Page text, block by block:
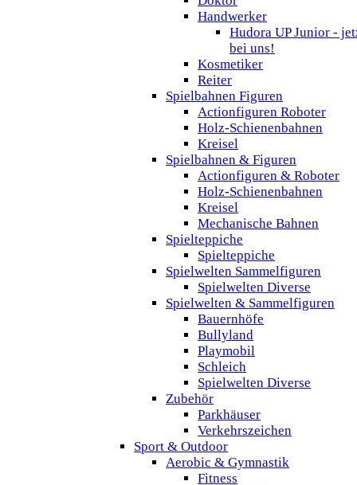
Handwerker
Hudora UP Junior -
bei uns!
Kosmetiker
Reiter
Spielbahnen Figuren
Actionfiguren Roboter
Holz-Schienenbahnen
Kreisel
Spielbahnen & Figuren
Actionfiguren & Roboter
Holz-Schienenbahnen
Kreisel
Mechanische Bahnen
Spielteppiche
Spielteppiche
Spielwelten Sammelfiguren
Spielwelten Diverse
Spielwelten & Sammelfiguren
Bauernhöfe
Bullyland
Playmobil
Schleich
Spielwelten Diverse
Zubehör
Parkhäuser
Verkehrszeichen
Sport & Outdoor
Aerobic & Gymnastik
Fitness